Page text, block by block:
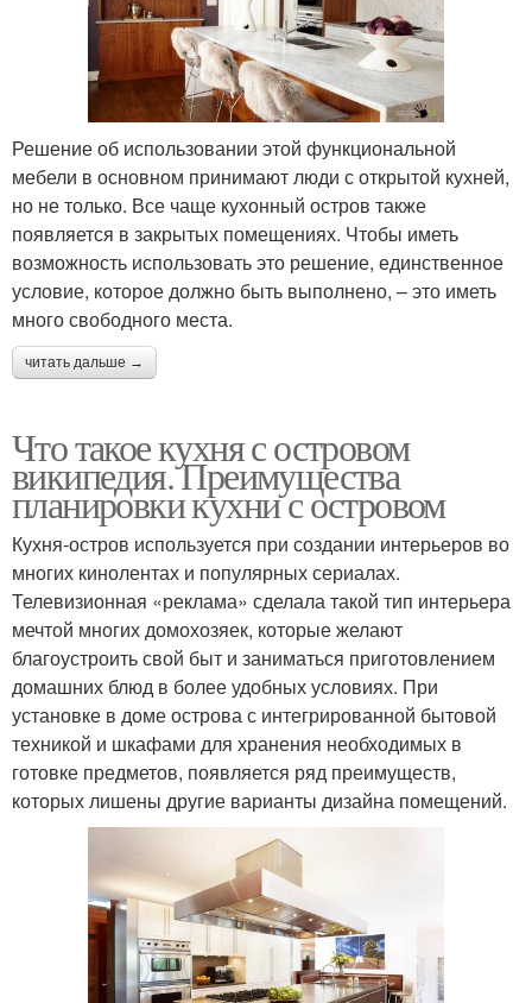
Решение об использовании этой функциональной
мебели в основном принимают люди с открытой кухней,
но не только. Все чаще кухонный остров также
появляется в закрытых помещениях. Чтобы иметь
возможность использовать это решение, единственное
условие, которое должно быть выполнено, – это иметь
много свободного места.
читать дальше →
Что такое кухня с островом
википедия. Преимущества
планировки кухни с островом
Кухня-остров используется при создании интерьеров во
многих кинолентах и популярных сериалах.
Телевизионная «реклама» сделала такой тип интерьера
мечтой многих домохозяек, которые желают
благоустроить свой быт и заниматься приготовлением
домашних блюд в более удобных условиях. При
установке в доме острова с интегрированной бытовой
техникой и шкафами для хранения необходимых в
готовке предметов, появляется ряд преимуществ,
которых лишены другие варианты дизайна помещений.